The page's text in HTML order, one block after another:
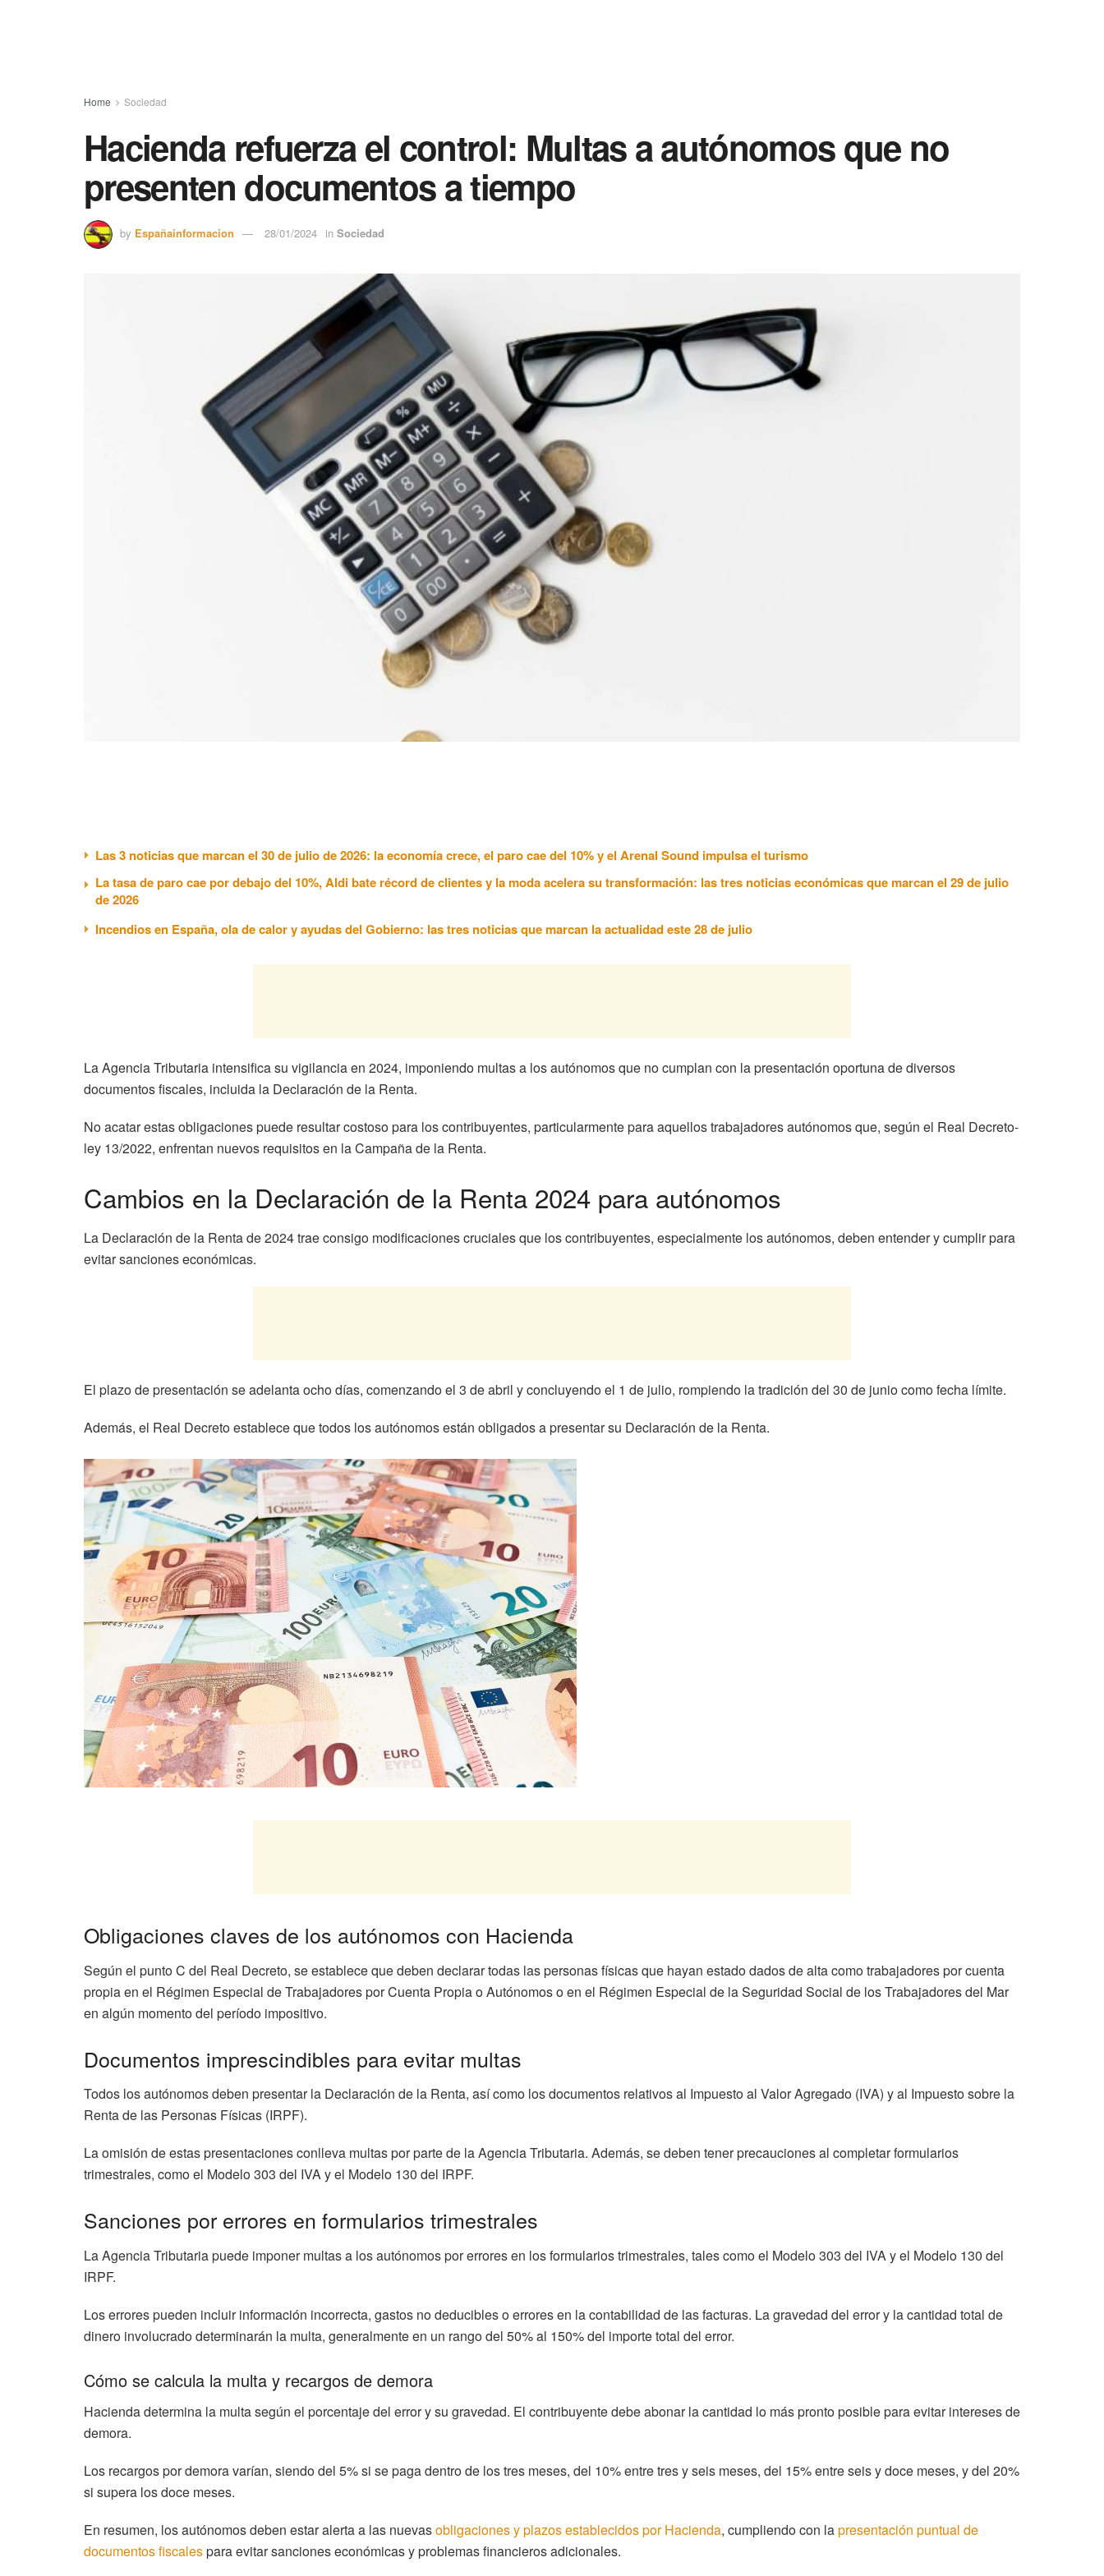
Home Sociedad
Hacienda refuerza el control: Multas a autónomos que no
presenten documentos a tiempo
by Españainformacion 28/01/2024 in Sociedad
Las 3 noticias que marcan el 30 de julio de 2026: la economía crece, el paro cae del 10% y el Arenal Sound impulsa el turismo
La tasa de paro cae por debajo del 10%, Aldi bate récord de clientes y la moda acelera su transformación: las tres noticias económicas que marcan el 29 de julio
de 2026
Incendios en España, ola de calor y ayudas del Gobierno: las tres noticias que marcan la actualidad este 28 de julio
La Agencia Tributaria intensifica su vigilancia en 2024, imponiendo multas a los autónomos que no cumplan con la presentación oportuna de diversos
documentos fiscales, incluida la Declaración de la Renta.
No acatar estas obligaciones puede resultar costoso para los contribuyentes, particularmente para aquellos trabajadores autónomos que, según el Real Decreto-
ley 13/2022, enfrentan nuevos requisitos en la Campaña de la Renta.
Cambios en la Declaración de la Renta 2024 para autónomos
La Declaración de la Renta de 2024 trae consigo modificaciones cruciales que los contribuyentes, especialmente los autónomos, deben entender y cumplir para
evitar sanciones económicas.
El plazo de presentación se adelanta ocho días, comenzando el 3 de abril y concluyendo el 1 de julio, rompiendo la tradición del 30 de junio como fecha límite.
Además, el Real Decreto establece que todos los autónomos están obligados a presentar su Declaración de la Renta.
Obligaciones claves de los autónomos con Hacienda
Según el punto C del Real Decreto, se establece que deben declarar todas las personas físicas que hayan estado dados de alta como trabajadores por cuenta
propia en el Régimen Especial de Trabajadores por Cuenta Propia o Autónomos o en el Régimen Especial de la Seguridad Social de los Trabajadores del Mar
en algún momento del período impositivo.
Documentos imprescindibles para evitar multas
Todos los autónomos deben presentar la Declaración de la Renta, así como los documentos relativos al Impuesto al Valor Agregado (IVA) y al Impuesto sobre la
Renta de las Personas Físicas (IRPF).
La omisión de estas presentaciones conlleva multas por parte de la Agencia Tributaria. Además, se deben tener precauciones al completar formularios
trimestrales, como el Modelo 303 del IVA y el Modelo 130 del IRPF.
Sanciones por errores en formularios trimestrales
La Agencia Tributaria puede imponer multas a los autónomos por errores en los formularios trimestrales, tales como el Modelo 303 del IVA y el Modelo 130 del
IRPF.
Los errores pueden incluir información incorrecta, gastos no deducibles o errores en la contabilidad de las facturas. La gravedad del error y la cantidad total de
dinero involucrado determinarán la multa, generalmente en un rango del 50% al 150% del importe total del error.
Cómo se calcula la multa y recargos de demora
Hacienda determina la multa según el porcentaje del error y su gravedad. El contribuyente debe abonar la cantidad lo más pronto posible para evitar intereses de
demora.
Los recargos por demora varían, siendo del 5% si se paga dentro de los tres meses, del 10% entre tres y seis meses, del 15% entre seis y doce meses, y del 20%
si supera los doce meses.
En resumen, los autónomos deben estar alerta a las nuevasobligaciones y plazos establecidos por Hacienda, cumpliendo con lapresentación puntual de
documentos fiscalespara evitar sanciones económicas y problemas financieros adicionales.